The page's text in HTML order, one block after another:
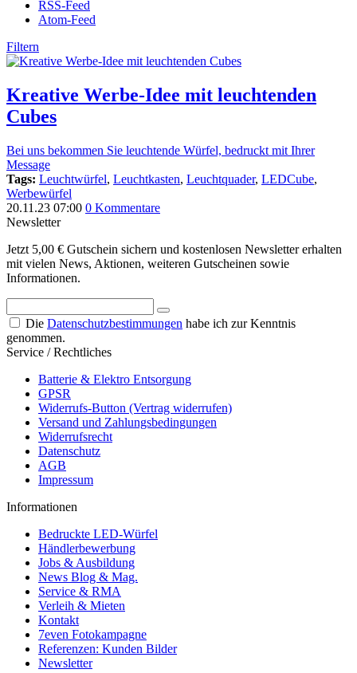
RSS-Feed
Atom-Feed
Filtern
Kreative Werbe-Idee mit leuchtenden
Cubes
Bei uns bekommen Sie leuchtende Würfel, bedruckt mit Ihrer
Message
Tags: Leuchtwürfel, Leuchtkasten, Leuchtquader, LEDCube,
Werbewürfel
20.11.23 07:00 0 Kommentare
Newsletter
Jetzt 5,00 € Gutschein sichern und kostenlosen Newsletter erhalten
mit vielen News, Aktionen, weiteren Gutscheinen sowie
Informationen.
Die Datenschutzbestimmungen habe ich zur Kenntnis
genommen.
Service / Rechtliches
Batterie & Elektro Entsorgung
GPSR
Widerrufs-Button (Vertrag widerrufen)
Versand und Zahlungsbedingungen
Widerrufsrecht
Datenschutz
AGB
Impressum
Informationen
Bedruckte LED-Würfel
Händlerbewerbung
Jobs & Ausbildung
News Blog & Mag.
Service & RMA
Verleih & Mieten
Kontakt
7even Fotokampagne
Referenzen: Kunden Bilder
Newsletter